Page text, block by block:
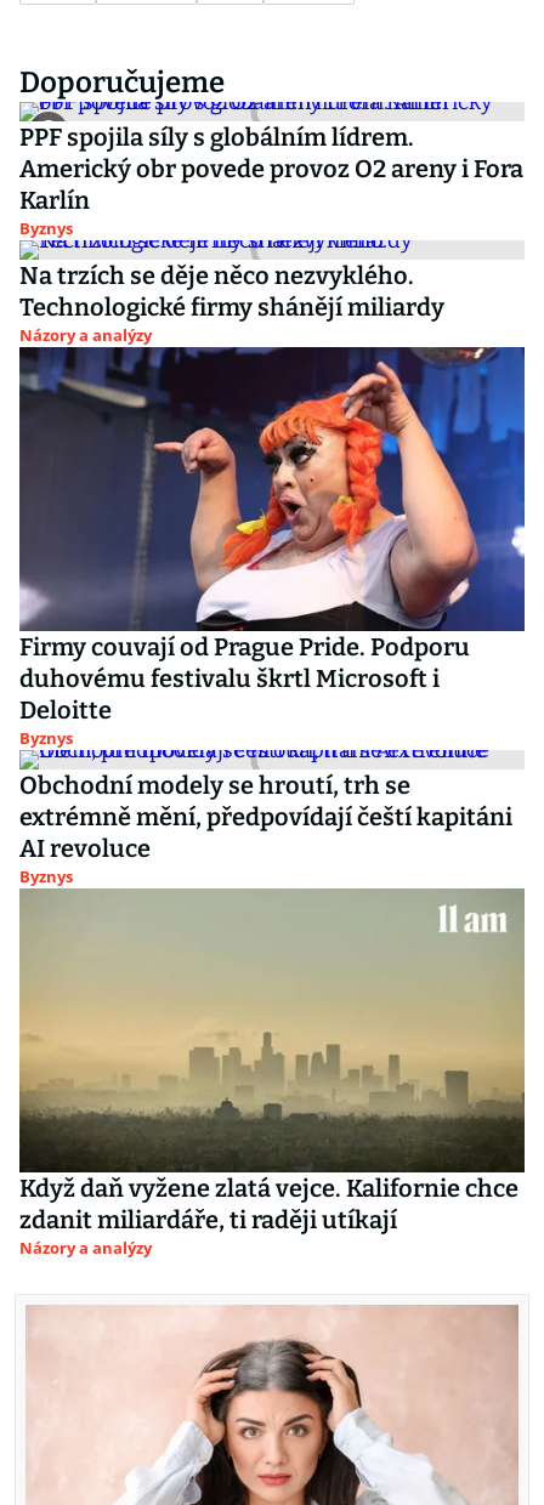
Doporučujeme
PPF spojila síly s globálním lídrem.
Americký obr povede provoz O2 areny i Fora
Karlín
Byznys
Na trzích se děje něco nezvyklého.
Technologické firmy shánějí miliardy
Názory a analýzy
Firmy couvají od Prague Pride. Podporu
duhovému festivalu škrtl Microsoft i
Deloitte
Byznys
Obchodní modely se hroutí, trh se
extrémně mění, předpovídají čeští kapitáni
AI revoluce
Byznys
Když daň vyžene zlatá vejce. Kalifornie chce
zdanit miliardáře, ti raději utíkají
Názory a analýzy